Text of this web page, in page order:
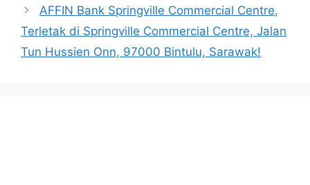
AFFIN Bank Springville Commercial Centre,
Terletak di Springville Commercial Centre, Jalan
Tun Hussien Onn, 97000 Bintulu, Sarawak!